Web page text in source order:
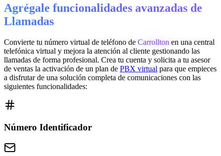
Agrégale funcionalidades avanzadas de
Llamadas
Convierte tu número virtual de teléfono de Carrollton en una central
telefónica virtual y mejora la atención al cliente gestionando las
llamadas de forma profesional. Crea tu cuenta y solicita a tu asesor
de ventas la activación de un plan de PBX virtual para que empieces
a disfrutar de una solución completa de comunicaciones con las
siguientes funcionalidades:
Número Identificador